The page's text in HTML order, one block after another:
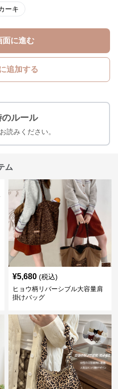
ーキ
面に進む
追加する
のルール
読みください。
ム
¥5,680 (税込)
ヒョウ柄リバーシブル大容量肩
掛けバッグ